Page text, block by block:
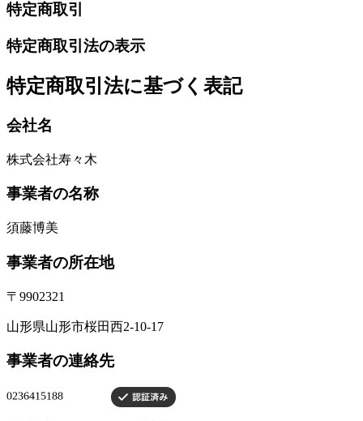
特定商取引
特定商取引法の表示
特定商取引法に基づく表記
会社名
株式会社寿々木
事業者の名称
須藤博美
事業者の所在地
〒9902321
山形県山形市桜田西2-10-17
事業者の連絡先